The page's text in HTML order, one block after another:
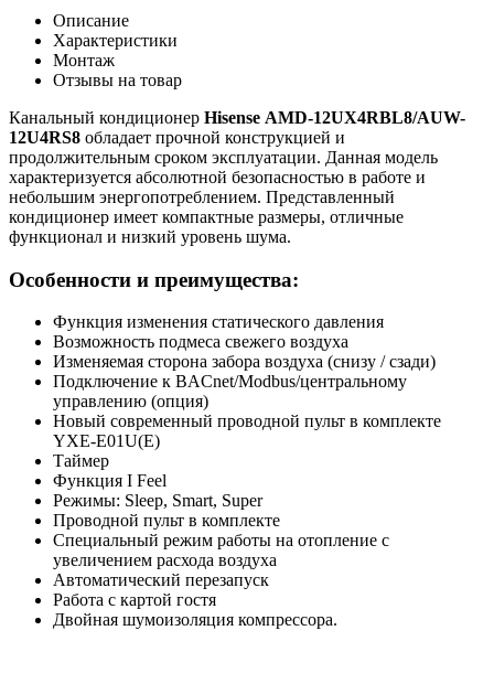
Описание
Характеристики
Монтаж
Отзывы на товар
Канальный кондиционер Hisense AMD-12UX4RBL8/AUW-
12U4RS8 обладает прочной конструкцией и
продолжительным сроком эксплуатации. Данная модель
характеризуется абсолютной безопасностью в работе и
небольшим энергопотреблением. Представленный
кондиционер имеет компактные размеры, отличные
функционал и низкий уровень шума.
Особенности и преимущества:
Функция изменения статического давления
Возможность подмеса свежего воздуха
Изменяемая сторона забора воздуха (снизу / сзади)
Подключение к BACnet/Modbus/центральному
управлению (опция)
Новый современный проводной пульт в комплекте
YXE-E01U(Е)
Таймер
Функция I Feel
Режимы: Sleep, Smart, Super
Проводной пульт в комплекте
Специальный режим работы на отопление с
увеличением расхода воздуха
Автоматический перезапуск
Работа с картой гостя
Двойная шумоизоляция компрессора.